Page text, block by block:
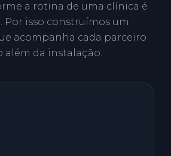
a rotina de uma clínica é
Por isso construímos um
acompanha cada parceiro
além da instalação.